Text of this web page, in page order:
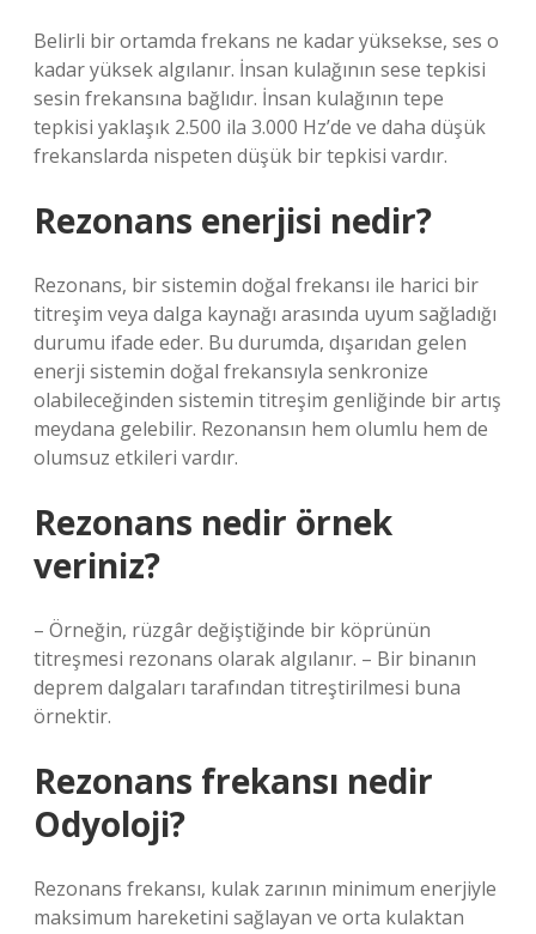
Belirli bir ortamda frekans ne kadar yüksekse, ses o
kadar yüksek algılanır. İnsan kulağının sese tepkisi
sesin frekansına bağlıdır. İnsan kulağının tepe
tepkisi yaklaşık 2.500 ila 3.000 Hz’de ve daha düşük
frekanslarda nispeten düşük bir tepkisi vardır.
Rezonans enerjisi nedir?
Rezonans, bir sistemin doğal frekansı ile harici bir
titreşim veya dalga kaynağı arasında uyum sağladığı
durumu ifade eder. Bu durumda, dışarıdan gelen
enerji sistemin doğal frekansıyla senkronize
olabileceğinden sistemin titreşim genliğinde bir artış
meydana gelebilir. Rezonansın hem olumlu hem de
olumsuz etkileri vardır.
Rezonans nedir örnek
veriniz?
– Örneğin, rüzgâr değiştiğinde bir köprünün
titreşmesi rezonans olarak algılanır. – Bir binanın
deprem dalgaları tarafından titreştirilmesi buna
örnektir.
Rezonans frekansı nedir
Odyoloji?
Rezonans frekansı, kulak zarının minimum enerjiyle
maksimum hareketini sağlayan ve orta kulaktan